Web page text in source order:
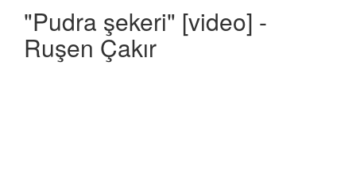
"Pudra şekeri" [video] -
Ruşen Çakır